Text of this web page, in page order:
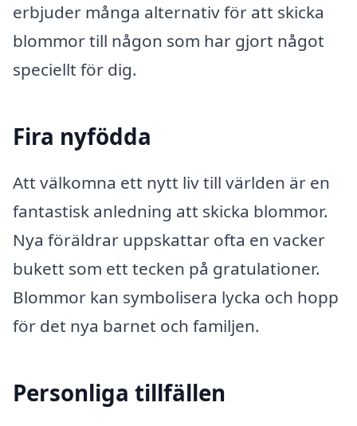
erbjuder många alternativ för att skicka
blommor till någon som har gjort något
speciellt för dig.
Fira nyfödda
Att välkomna ett nytt liv till världen är en
fantastisk anledning att skicka blommor.
Nya föräldrar uppskattar ofta en vacker
bukett som ett tecken på gratulationer.
Blommor kan symbolisera lycka och hopp
för det nya barnet och familjen.
Personliga tillfällen